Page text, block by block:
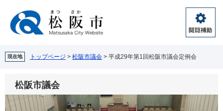
閲
覧
助
現在地 トップページ > 松阪市議会 > 平成29年第1回松阪市議会定例会
松阪市議会